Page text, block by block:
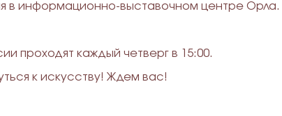
в информационно-выставочном центре Орла.
проходят каждый четверг в 15:00.
к искусству! Ждем вас!